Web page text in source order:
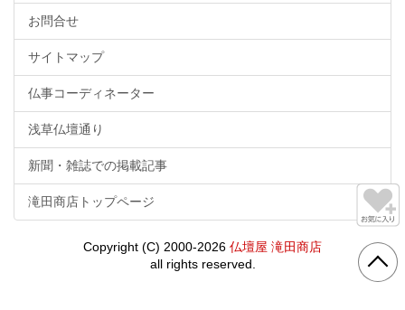
お問合せ
サイトマップ
仏事コーディネーター
浅草仏壇通り
新聞・雑誌での掲載記事
滝田商店トップページ
Copyright (C) 2000-2026 仏壇屋 滝田商店
all rights reserved.